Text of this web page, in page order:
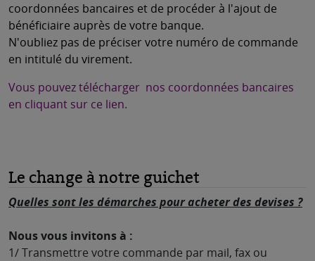
coordonnées bancaires et de procéder à l'ajout de
bénéficiaire auprès de votre banque.
N'oubliez pas de préciser votre numéro de commande
en intitulé du virement.
Vous pouvez télécharger nos coordonnées bancaires
en cliquant sur ce lien.
Le change à notre guichet
Quelles sont les démarches pour acheter des devises ?
Nous vous invitons à :
1/ Transmettre votre commande par mail, fax ou